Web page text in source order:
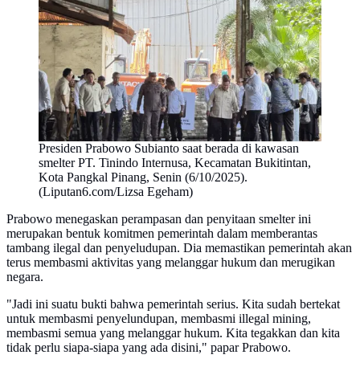
Presiden Prabowo Subianto saat berada di kawasan
smelter PT. Tinindo Internusa, Kecamatan Bukitintan,
Kota Pangkal Pinang, Senin (6/10/2025).
(Liputan6.com/Lizsa Egeham)
Prabowo menegaskan perampasan dan penyitaan smelter ini
merupakan bentuk komitmen pemerintah dalam memberantas
tambang ilegal dan penyeludupan. Dia memastikan pemerintah akan
terus membasmi aktivitas yang melanggar hukum dan merugikan
negara.
"Jadi ini suatu bukti bahwa pemerintah serius. Kita sudah bertekat
untuk membasmi penyelundupan, membasmi illegal mining,
membasmi semua yang melanggar hukum. Kita tegakkan dan kita
tidak perlu siapa-siapa yang ada disini," papar Prabowo.